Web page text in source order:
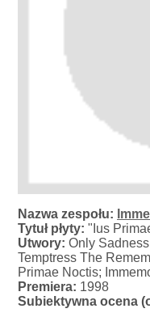
Nazwa zespołu:
Tytuł płyty: "Ius
Utwory: Only
Temptress The
Primae Noctis;
Premiera: 1998
Subiektywna ocena